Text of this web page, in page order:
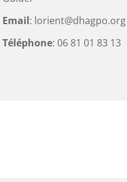
Email: lorient@dhagpo.org
Téléphone: 06 81 01 83 13